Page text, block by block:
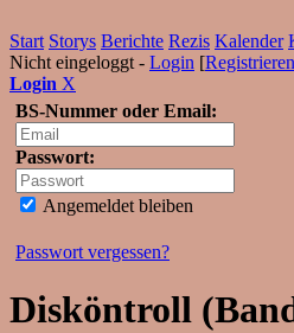
Start Storys Berichte Rezis Kalender
Nicht eingeloggt - Login [Registrieren
Login X
BS-Nummer oder Email:
Passwort:
Angemeldet bleiben
Passwort vergessen?
Disköntroll